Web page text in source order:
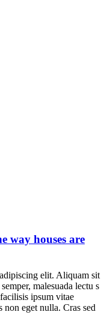
way houses are
elit. Aliquam sit
malesuada lectu s
ipsum vitae
non eget nulla. Cras sed